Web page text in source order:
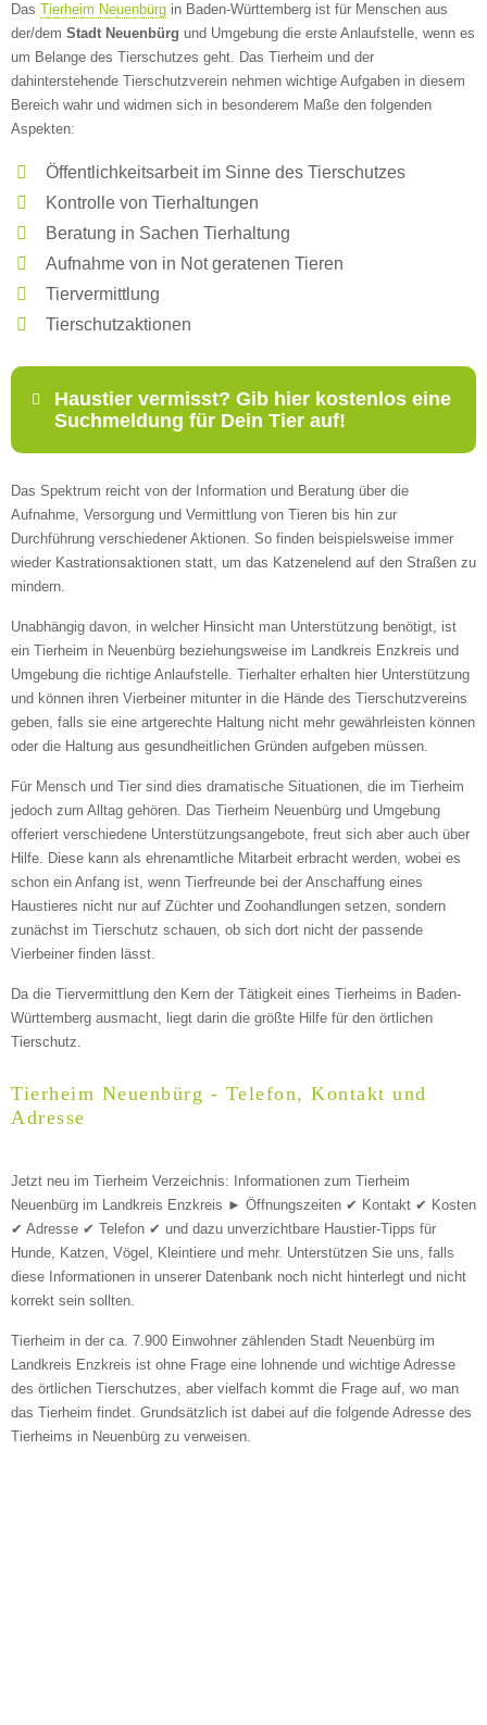
Das Tierheim Neuenbürg in Baden-Württemberg ist für Menschen aus
der/dem Stadt Neuenbürg und Umgebung die erste Anlaufstelle, wenn es
um Belange des Tierschutzes geht. Das Tierheim und der
dahinterstehende Tierschutzverein nehmen wichtige Aufgaben in diesem
Bereich wahr und widmen sich in besonderem Maße den folgenden
Aspekten:
Öffentlichkeitsarbeit im Sinne des Tierschutzes
Kontrolle von Tierhaltungen
Beratung in Sachen Tierhaltung
Aufnahme von in Not geratenen Tieren
Tiervermittlung
Tierschutzaktionen
Haustier vermisst? Gib hier kostenlos eine
Suchmeldung für Dein Tier auf!
Name*
Informationen über das Tier
Art des Tiers *
Beschreibung des Tiers*
Bild des Tiers
Das Spektrum reicht von der Information und Beratung über die
Aufnahme, Versorgung und Vermittlung von Tieren bis hin zur
Durchführung verschiedener Aktionen. So finden beispielsweise immer
wieder Kastrationsaktionen statt, um das Katzenelend auf den Straßen zu
mindern.
Unabhängig davon, in welcher Hinsicht man Unterstützung benötigt, ist
ein Tierheim in Neuenbürg beziehungsweise im Landkreis Enzkreis und
Umgebung die richtige Anlaufstelle. Tierhalter erhalten hier Unterstützung
und können ihren Vierbeiner mitunter in die Hände des Tierschutzvereins
geben, falls sie eine artgerechte Haltung nicht mehr gewährleisten können
oder die Haltung aus gesundheitlichen Gründen aufgeben müssen.
Für Mensch und Tier sind dies dramatische Situationen, die im Tierheim
jedoch zum Alltag gehören. Das Tierheim Neuenbürg und Umgebung
offeriert verschiedene Unterstützungsangebote, freut sich aber auch über
Hilfe. Diese kann als ehrenamtliche Mitarbeit erbracht werden, wobei es
schon ein Anfang ist, wenn Tierfreunde bei der Anschaffung eines
Haustieres nicht nur auf Züchter und Zoohandlungen setzen, sondern
zunächst im Tierschutz schauen, ob sich dort nicht der passende
Vierbeiner finden lässt.
Da die Tiervermittlung den Kern der Tätigkeit eines Tierheims in Baden-
Württemberg ausmacht, liegt darin die größte Hilfe für den örtlichen
Tierschutz.
Tierheim Neuenbürg - Telefon, Kontakt und
Adresse
Jetzt neu im Tierheim Verzeichnis: Informationen zum Tierheim
Neuenbürg im Landkreis Enzkreis ► Öffnungszeiten ✔ Kontakt ✔ Kosten
✔ Adresse ✔ Telefon ✔ und dazu unverzichtbare Haustier-Tipps für
Hunde, Katzen, Vögel, Kleintiere und mehr. Unterstützen Sie uns, falls
diese Informationen in unserer Datenbank noch nicht hinterlegt und nicht
korrekt sein sollten.
Tierheim in der ca. 7.900 Einwohner zählenden Stadt Neuenbürg im
Landkreis Enzkreis ist ohne Frage eine lohnende und wichtige Adresse
des örtlichen Tierschutzes, aber vielfach kommt die Frage auf, wo man
das Tierheim findet. Grundsätzlich ist dabei auf die folgende Adresse des
Tierheims in Neuenbürg zu verweisen.